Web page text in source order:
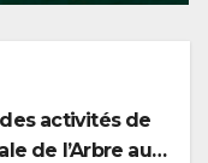
activités de
de l’Arbre au